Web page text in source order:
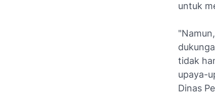
untuk
tidak
upaya-
Dinas